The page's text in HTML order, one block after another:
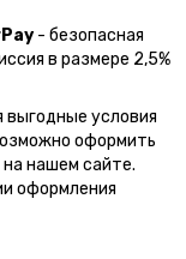
- безопасная
в размере 2,5%
выгодные условия
оформить
нашем сайте.
оформления